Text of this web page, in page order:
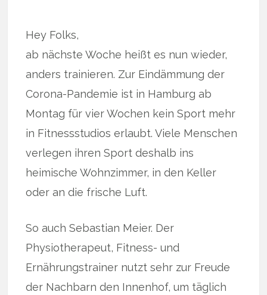
Hey Folks,
ab nächste Woche heißt es nun wieder,
anders trainieren. Zur Eindämmung der
Corona-Pandemie ist in Hamburg ab
Montag für vier Wochen kein Sport mehr
in Fitnessstudios erlaubt. Viele Menschen
verlegen ihren Sport deshalb ins
heimische Wohnzimmer, in den Keller
oder an die frische Luft.
So auch Sebastian Meier. Der
Physiotherapeut, Fitness- und
Ernährungstrainer nutzt sehr zur Freude
der Nachbarn den Innenhof, um täglich